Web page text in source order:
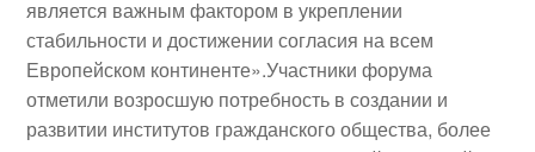
является важным фактором в укреплении
стабильности и достижении согласия на всем
Европейском континенте».Участники форума
отметили возросшую потребность в создании и
развитии институтов гражданского общества, более